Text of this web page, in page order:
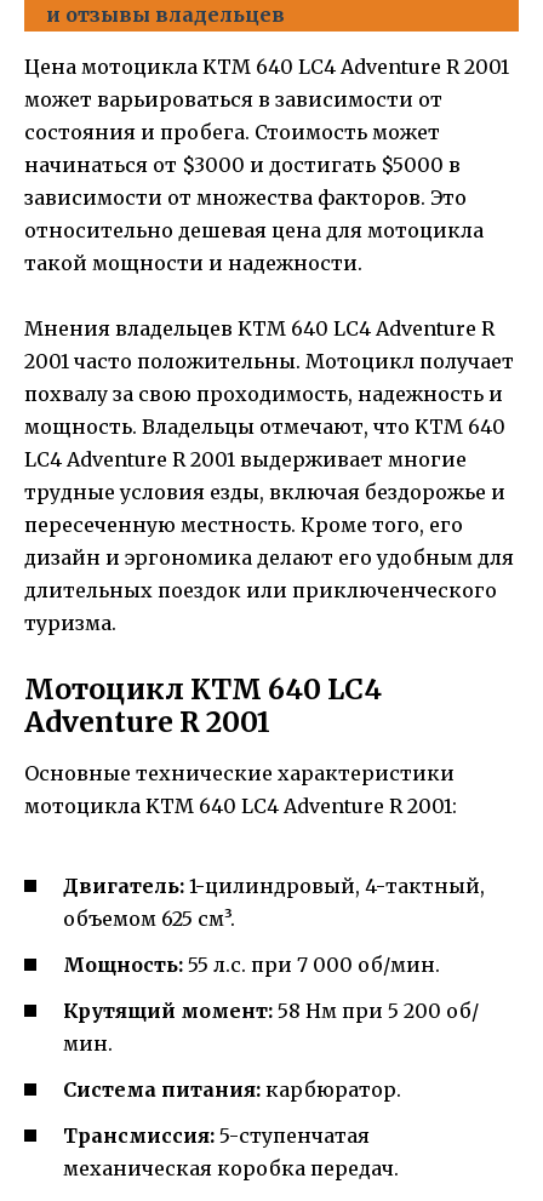
и отзывы владельцев
Цена мотоцикла KTM 640 LC4 Adventure R 2001
может варьироваться в зависимости от
состояния и пробега. Стоимость может
начинаться от $3000 и достигать $5000 в
зависимости от множества факторов. Это
относительно дешевая цена для мотоцикла
такой мощности и надежности.
Мнения владельцев KTM 640 LC4 Adventure R
2001 часто положительны. Мотоцикл получает
похвалу за свою проходимость, надежность и
мощность. Владельцы отмечают, что KTM 640
LC4 Adventure R 2001 выдерживает многие
трудные условия езды, включая бездорожье и
пересеченную местность. Кроме того, его
дизайн и эргономика делают его удобным для
длительных поездок или приключенческого
туризма.
Мотоцикл KTM 640 LC4
Adventure R 2001
Основные технические характеристики
мотоцикла KTM 640 LC4 Adventure R 2001:
Двигатель: 1-цилиндровый, 4-тактный,
объемом 625 см³.
Мощность: 55 л.с. при 7 000 об/мин.
Крутящий момент: 58 Нм при 5 200 об/
мин.
Система питания: карбюратор.
Трансмиссия: 5-ступенчатая
механическая коробка передач.